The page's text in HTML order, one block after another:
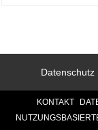
Datenschutz
KONTAKT